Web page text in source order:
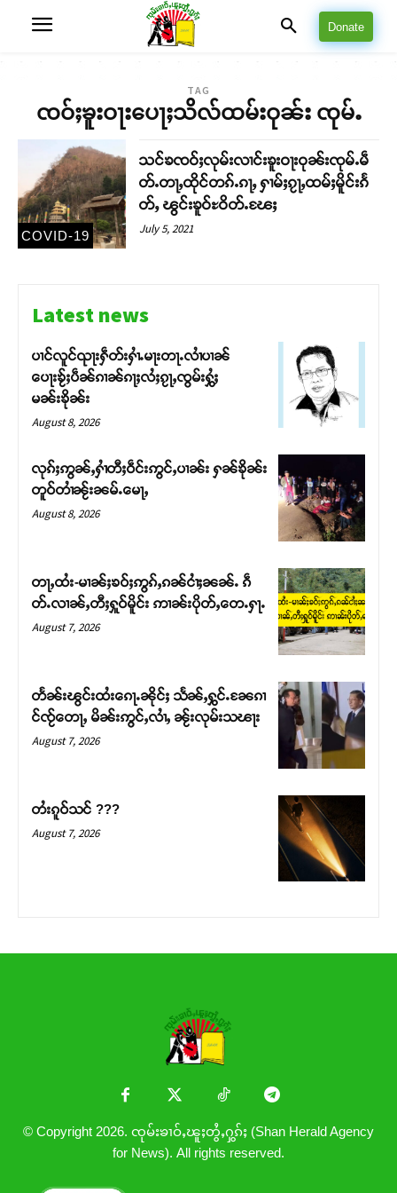
တႃႇႁႂ်ႈသဵင်ၵၢင်ၸႂ်ၵူၼ်းမိူင်း ၵူႈတီႈၵူႈလႅၼ်ပေႃးတေၸွ
တ်ႇ တူဝ်ႈလုမ်ႈၾႃႉၼၼ်ႉ ၶဝ်ႈႁူမ်ႈၵမ်ႉထႅမ် ၸုမ်းၶၢ
ဝ်ႇၽူႈတွႆႇႁွၵ်ႈ လႆႈယူႇၶႃႈဢေႃႈ။
Donate
TAG
ၸဝ်ႈၶူးဝႃးပေႃႈသိလ်ထမ်းဝုၼ်း ၸုမ်ႉ
COVID-19
သင်ၶၸဝ်ႈလုမ်းလၢင်းၶူးဝႃးဝုၼ်းၸုမ်ႉမဵ
တ်ႉတႃႇထိုင်တၵ်ႉၵႃႇ ႁၢမ်ႈၵႂႃႇထမ်ႈမိူင်းၵႅ
တ်ႇ ၽွင်းၶူဝ်ႊဝိတ်ႉၽႄႈ
July 5, 2021
Latest news
ပၢင်လူင်ၺႃးႁဵတ်းႁၢႆႉမႃးတႃႉလၢႆပၢၼ် ​​
ပေႃးၶႂ်ႈပဵၼ်ၵၢၼ်ၵႃႈလႆႈၵႂႃႇၸွမ်းႁွႆႈ
မၼ်းၶိုၼ်း
August 8, 2026
လုၵ်ႈဢွၼ်ႇႁၢႆတီႈဝဵင်းဢွင်ႇပၢၼ်း ႁၼ်ၶိုၼ်း
တူဝ်တၢႆၼႂ်းၼမ်ႉမေႃႇ
August 8, 2026
တႃႇထႆး-မၢၼ်ႈၶဝ်ႈဢွၵ်ႇၵၼ်ငၢႆႈၼၼ်ႉ ၵဵ
တ်ႉလၢၼ်ႇတီႈႁူဝ်မိူင်း ဢၢၼ်းပိုတ်ႇတေႉႁႃႉ
August 7, 2026
တႅၼ်းၽွင်းထႆးၵေႃႉၼိုင်ႈ သႅၼ်ႇႁွင်ႉၼႄၵၢ
င်ၸႂ်တေႃႇ မိၼ်းဢွင်ႇလၢႆႇ ၼႂ်းလုမ်းသၽႃး
August 7, 2026
တႆးၵူဝ်သင် ???
August 7, 2026
© Copyright 2026. ၸုမ်းၶၢဝ်ႇၽူႈတွႆႇႁွၵ်ႈ (Shan Herald Agency
for News). All rights reserved.